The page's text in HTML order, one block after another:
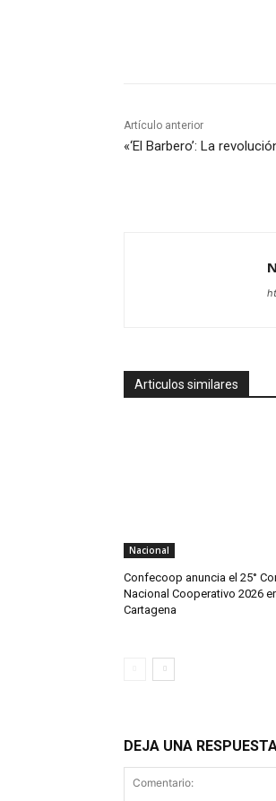
Artículo anterior
«‘El Barbero’: La
Articulos similares
Nacional
Confecoop anuncia el 25°
Nacional Cooperativo 2026
Cartagena
DEJA UNA